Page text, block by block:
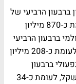
ברבעון הרביעי של
השנה הסתכם בכ-941 מיליון שקל לעומת כ-870 מיליון
ברבעון הרביעי
של השנה הסתכם בכ-212 מיליון שקל. לעומת כ-208 מיליון
ברבעון
הרביעי של השנה הסתכם בכ-39 מיליון שקל, לעומת כ-34